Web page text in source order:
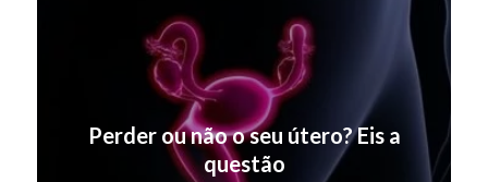
Perder ou não o seu útero? Eis a
questão